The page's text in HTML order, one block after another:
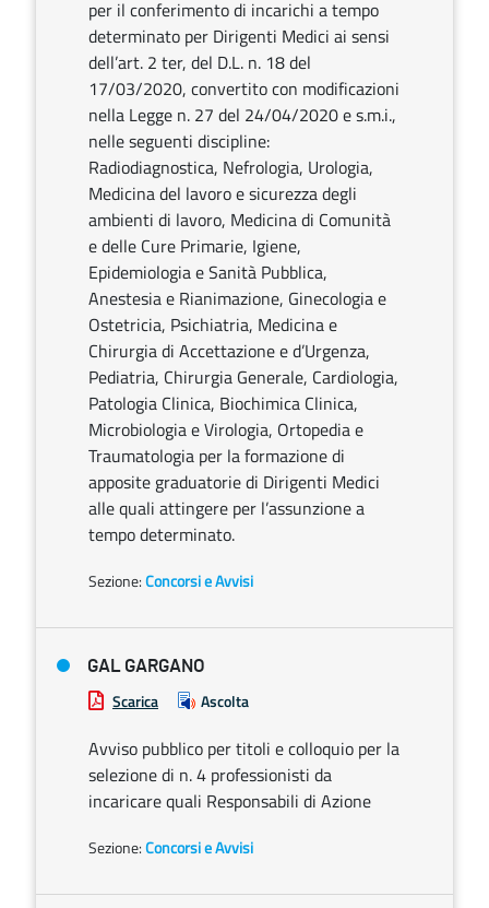
per il conferimento di incarichi a tempo
determinato per Dirigenti Medici ai sensi
dell’art. 2 ter, del D.L. n. 18 del
17/03/2020, convertito con modificazioni
nella Legge n. 27 del 24/04/2020 e s.m.i.,
nelle seguenti discipline:
Radiodiagnostica, Nefrologia, Urologia,
Medicina del lavoro e sicurezza degli
ambienti di lavoro, Medicina di Comunità
e delle Cure Primarie, Igiene,
Epidemiologia e Sanità Pubblica,
Anestesia e Rianimazione, Ginecologia e
Ostetricia, Psichiatria, Medicina e
Chirurgia di Accettazione e d’Urgenza,
Pediatria, Chirurgia Generale, Cardiologia,
Patologia Clinica, Biochimica Clinica,
Microbiologia e Virologia, Ortopedia e
Traumatologia per la formazione di
apposite graduatorie di Dirigenti Medici
alle quali attingere per l’assunzione a
tempo determinato.
Sezione:Concorsi e Avvisi
GAL GARGANO
Scarica Ascolta
Avviso pubblico per titoli e colloquio per la
selezione di n. 4 professionisti da
incaricare quali Responsabili di Azione
Sezione:Concorsi e Avvisi